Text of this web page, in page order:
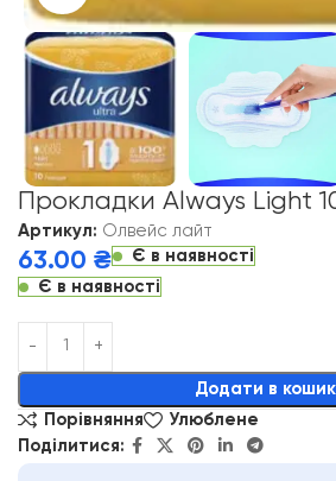
Прокладки Always Light
Артикул: Олвейс лайт
63.00 ₴
Є в наявності
Є в наявності
Додати в кошик
Alternative:
Порівняння
Улюблене
Поділитися: